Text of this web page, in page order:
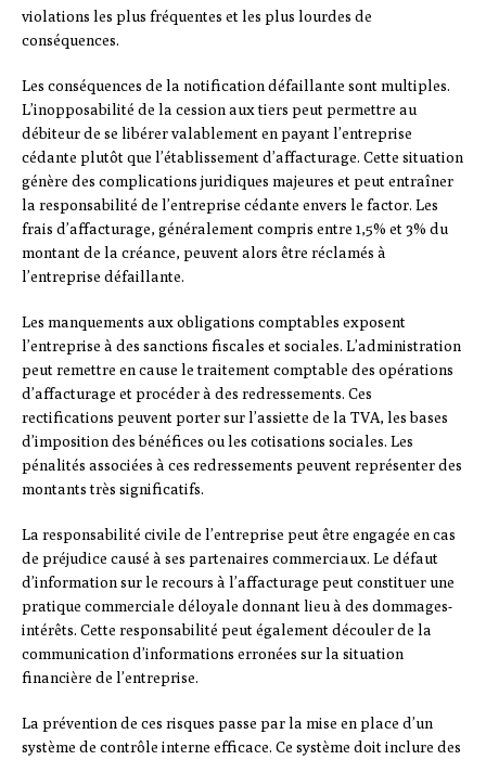
violations les plus fréquentes et les plus lourdes de
conséquences.
Les conséquences de la notification défaillante sont multiples.
L’inopposabilité de la cession aux tiers peut permettre au
débiteur de se libérer valablement en payant l’entreprise
cédante plutôt que l’établissement d’affacturage. Cette situation
génère des complications juridiques majeures et peut entraîner
la responsabilité de l’entreprise cédante envers le factor. Les
frais d’affacturage, généralement compris entre 1,5% et 3% du
montant de la créance, peuvent alors être réclamés à
l’entreprise défaillante.
Les manquements aux obligations comptables exposent
l’entreprise à des sanctions fiscales et sociales. L’administration
peut remettre en cause le traitement comptable des opérations
d’affacturage et procéder à des redressements. Ces
rectifications peuvent porter sur l’assiette de la TVA, les bases
d’imposition des bénéfices ou les cotisations sociales. Les
pénalités associées à ces redressements peuvent représenter des
montants très significatifs.
La responsabilité civile de l’entreprise peut être engagée en cas
de préjudice causé à ses partenaires commerciaux. Le défaut
d’information sur le recours à l’affacturage peut constituer une
pratique commerciale déloyale donnant lieu à des dommages-
intérêts. Cette responsabilité peut également découler de la
communication d’informations erronées sur la situation
financière de l’entreprise.
La prévention de ces risques passe par la mise en place d’un
système de contrôle interne efficace. Ce système doit inclure des